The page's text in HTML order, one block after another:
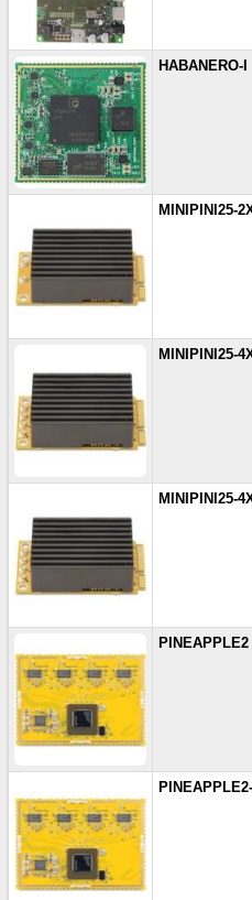
HABANERO-I
MINIPINI25-
MINIPINI25-
MINIPINI25-
PINEAPPLE2
PINEAPPLE2-I